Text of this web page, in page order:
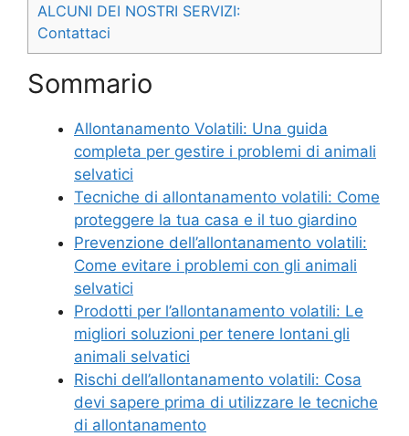
ALCUNI DEI NOSTRI SERVIZI:
Contattaci
Sommario
Allontanamento Volatili: Una guida
completa per gestire i problemi di animali
selvatici
Tecniche di allontanamento volatili: Come
proteggere la tua casa e il tuo giardino
Prevenzione dell’allontanamento volatili:
Come evitare i problemi con gli animali
selvatici
Prodotti per l’allontanamento volatili: Le
migliori soluzioni per tenere lontani gli
animali selvatici
Rischi dell’allontanamento volatili: Cosa
devi sapere prima di utilizzare le tecniche
di allontanamento